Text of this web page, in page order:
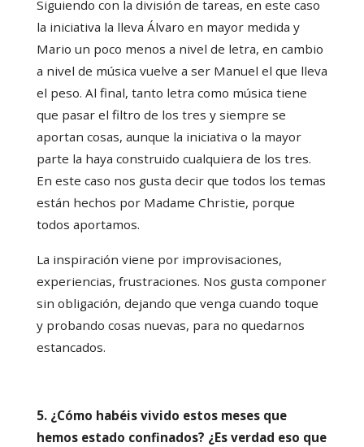
Siguiendo con la división de tareas, en este caso
la iniciativa la lleva Álvaro en mayor medida y
Mario un poco menos a nivel de letra, en cambio
a nivel de música vuelve a ser Manuel el que lleva
el peso. Al final, tanto letra como música tiene
que pasar el filtro de los tres y siempre se
aportan cosas, aunque la iniciativa o la mayor
parte la haya construido cualquiera de los tres.
En este caso nos gusta decir que todos los temas
están hechos por Madame Christie, porque
todos aportamos.
La inspiración viene por improvisaciones,
experiencias, frustraciones. Nos gusta componer
sin obligación, dejando que venga cuando toque
y probando cosas nuevas, para no quedarnos
estancados.
5. ¿Cómo habéis vivido estos meses que
hemos estado confinados? ¿Es verdad eso que